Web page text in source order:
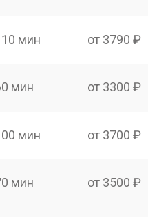
мин от 3790 ₽
мин от 3300 ₽
мин от 3700 ₽
мин от 3500 ₽